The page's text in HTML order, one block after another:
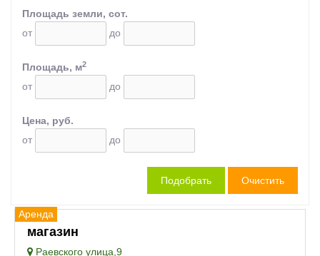
Площадь земли, сот.
от
до
Площадь, м2
от до
Цена, руб.
от
до
Аренда
магазин
Раевского улица,9